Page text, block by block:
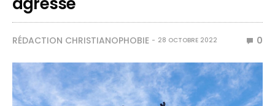
RÉDACTION CHRISTIANOPHOBIE 28 OCTOBRE 2022 0